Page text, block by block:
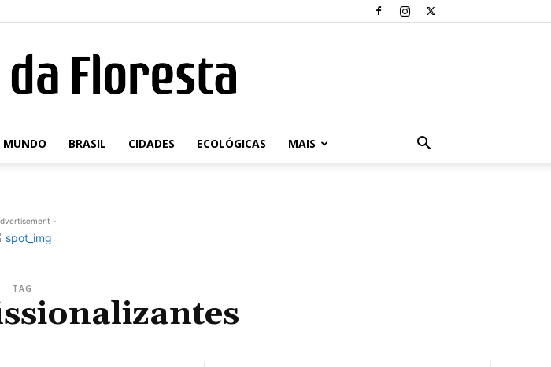
Portal
MUNDO BRASIL CIDADES ECOLÓGICAS MAIS
-
TAG